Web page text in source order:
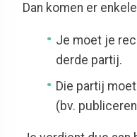
Dan komen er
Je moet je
derde partij.
Die partij
(bv.